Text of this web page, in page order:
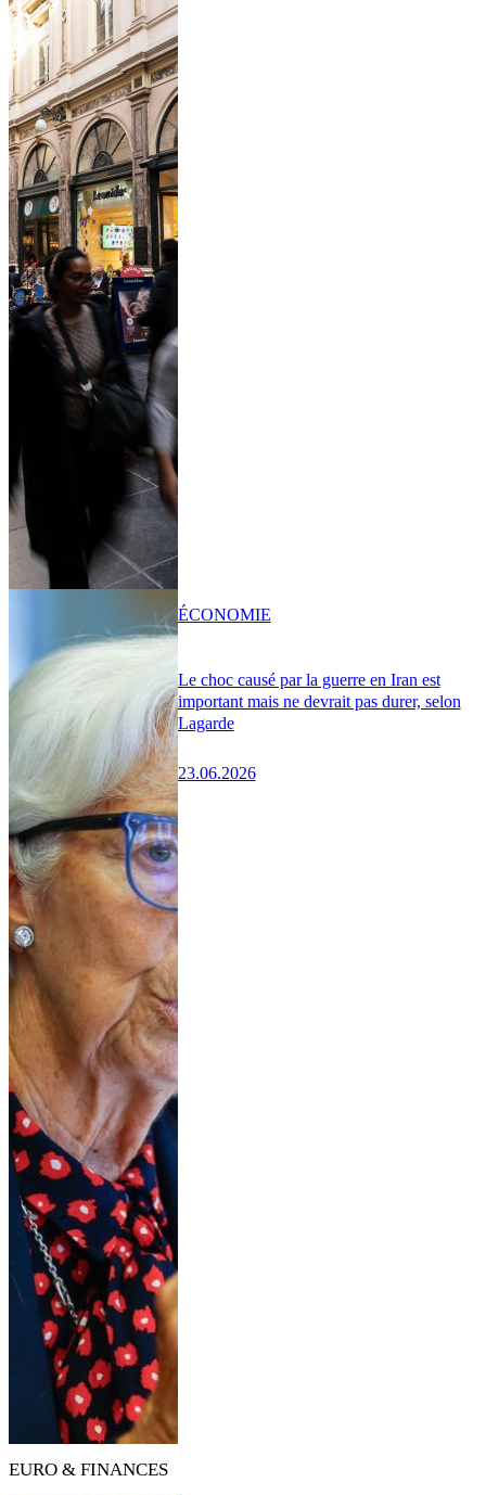
Le choc causé par la guerre en Iran est
important mais ne devrait pas durer, selon
Lagarde
23.06.2026
ÉCONOMIE
EURO & FINANCES